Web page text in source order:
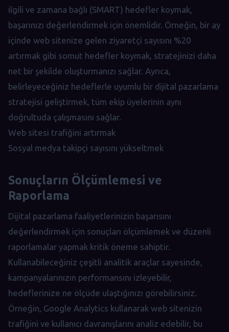
ilgili ve zamana bağlı (SMART) hedefler koymak,
başarınızı değerlendirmek için önemlidir. Örneğin, bir ay
içinde web sitenize gelen ziyaretçi sayısını %20
artırmak gibi somut hedefler koymak, stratejinizi daha
net bir şekilde oluşturmanızı sağlar. Ayrıca,
belirleyeceğiniz hedeflerle uyumlu bir dijital pazarlama
stratejisi geliştirmek, tüm ekip üyelerinin aynı
doğrultuda çalışmasını sağlar.
Web sitesi trafiğini artırmak
Sosyal medya takipçi sayısını yükseltmek
Sonuçların Ölçümlemesi ve
Raporlama
Dijital pazarlama faaliyetlerinizin başarısını
değerlendirmek için sonuçları ölçümlemek ve düzenli
raporlamalar yapmak kritik öneme sahiptir.
Kullanabileceğiniz çeşitli analitik araçlar sayesinde,
kampanyalarınızın performansını izleyebilir,
hedeflerinize ne ölçüde ulaştığınızı görebilirsiniz.
Örneğin, Google Analytics kullanarak web sitenizin
trafiğini ve kullanıcı davranışlarını analiz edebilir, bu